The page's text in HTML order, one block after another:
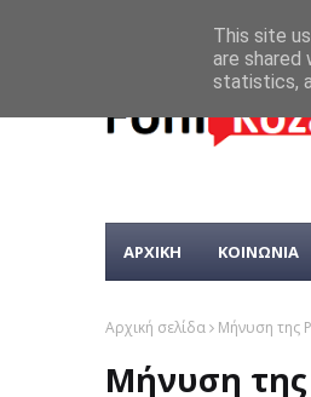
ΑΡΧΙΚΗ ΚΟΙΝΩΝΙΑ
Αρχική σελίδα Μήνυση της
Μήνυση
This site
are shared
statistics,